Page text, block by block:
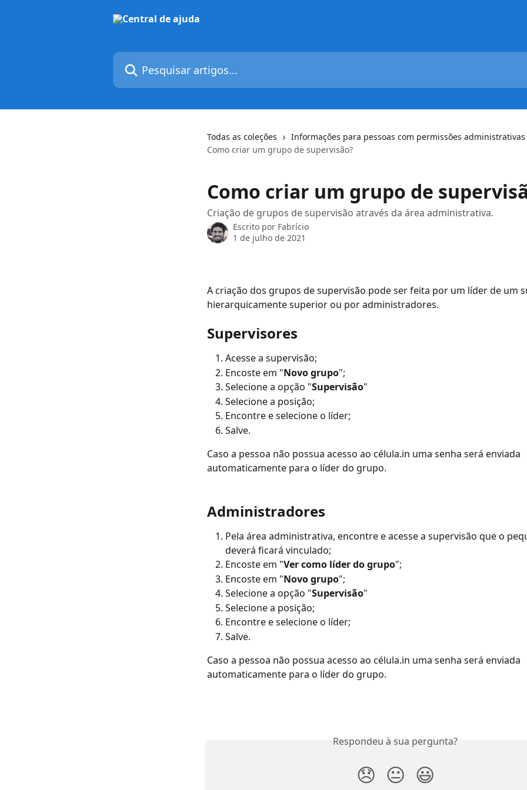
Pesquisar artigos...
Todas as coleções Informações para pessoas com permissões administrativas
Como criar um grupo de supervisão?
Como criar um grupo de
Criação de grupos de supervisão através da área administrativa.
Escrito por Fabrício
1 de julho de 2021
A criação dos grupos de supervisão pode ser feita por um líder de um
hierarquicamente superior ou por administradores.
Supervisores
Acesse a supervisão;
Encoste em "Novo grupo";
Selecione a opção "Supervisão"
Selecione a posição;
Encontre e selecione o líder;
Salve.
Caso a pessoa não possua acesso ao célula.in uma senha será enviada
automaticamente para o líder do grupo.
Administradores
Pela área administrativa, encontre e acesse a supervisão que o
deverá ficará vinculado;
Encoste em "Ver como líder do grupo";
Encoste em "Novo grupo";
Selecione a opção "Supervisão"
Selecione a posição;
Encontre e selecione o líder;
Salve.
Caso a pessoa não possua acesso ao célula.in uma senha será enviada
automaticamente para o líder do grupo.
Respondeu à sua pergunta?
😞 😐 😃